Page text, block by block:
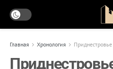
Главная Хронология